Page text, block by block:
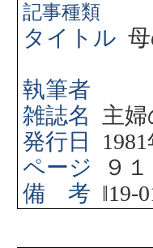
記事種類
タイトル
執筆者
雑誌名
主
発行日
1981
ページ
９
備 考 ‖19-